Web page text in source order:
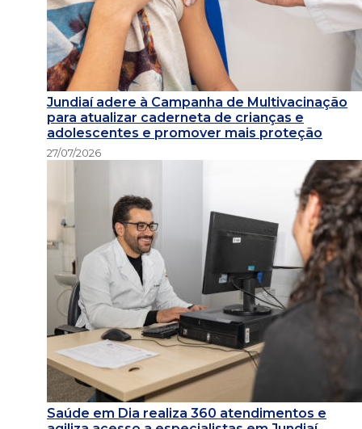
Jundiaí adere à Campanha de Multivacinação
para atualizar caderneta de crianças e
adolescentes e promover mais proteção
27/07/2026
Saúde em Dia realiza 360 atendimentos e